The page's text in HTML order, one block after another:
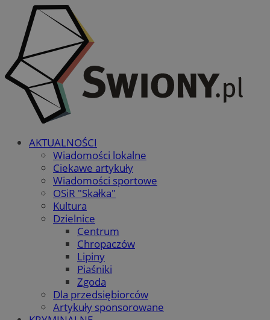
AKTUALNOŚCI
Wiadomości lokalne
Ciekawe artykuły
Wiadomości sportowe
OSiR "Skałka"
Kultura
Dzielnice
Centrum
Chropaczów
Lipiny
Piaśniki
Zgoda
Dla przedsiębiorców
Artykuły sponsorowane